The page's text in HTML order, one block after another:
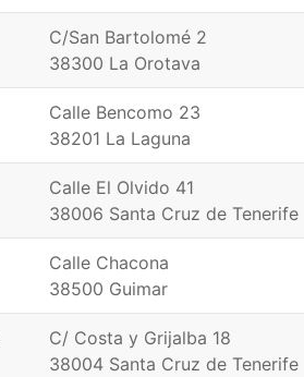
C/San Bartolomé 2
38300 La Orotava
Calle Bencomo 23
38201 La Laguna
Calle El Olvido 41
38006 Santa Cruz de Tenerife
Calle Chacona
38500 Guimar
C/ Costa y Grijalba 18
38004 Santa Cruz de Tenerife